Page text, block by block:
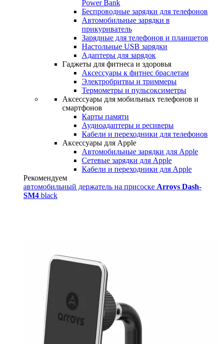
Power Bank
Беспроводные зарядки для телефонов
Автомобильные зарядки в
прикуриватель
Зарядные для телефонов и планшетов
Настольные USB зарядки
Адаптеры для зарядок
Гаджеты для фитнеса и здоровья
Аксессуары к фитнес браслетам
Электробритвы и триммеры
Термометры и пульсоксиметры
Аксессуары для мобильных телефонов и
смартфонов
Карты памяти
Аудиоадаптеры и ресиверы
Кабели и переходники для телефонов
Аксессуары для Apple
Автомобильные зарядки для Apple
Сетевые зарядки для Apple
Кабели и переходники для Apple
Рекомендуем
автомобильный держатель на присоске Arroys Dash-
SM4 black